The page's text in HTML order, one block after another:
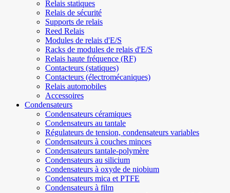
Relais statiques
Relais de sécurité
Supports de relais
Reed Relais
Modules de relais d'E/S
Racks de modules de relais d'E/S
Relais haute fréquence (RF)
Contacteurs (statiques)
Contacteurs (électromécaniques)
Relais automobiles
Accessoires
Condensateurs
Condensateurs céramiques
Condensateurs au tantale
Régulateurs de tension, condensateurs variables
Condensateurs à couches minces
Condensateurs tantale-polymère
Condensateurs au silicium
Condensateurs à oxyde de niobium
Condensateurs mica et PTFE
Condensateurs à film